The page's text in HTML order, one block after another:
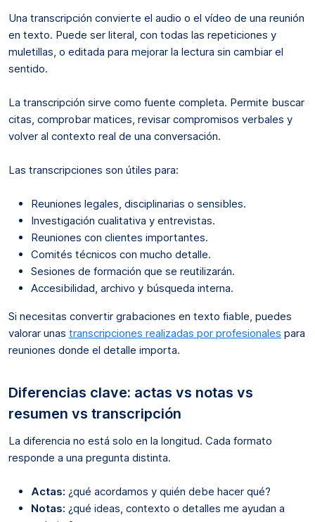
Una transcripción convierte el audio o el vídeo de una reunión
en texto. Puede ser literal, con todas las repeticiones y
muletillas, o editada para mejorar la lectura sin cambiar el
sentido.
La transcripción sirve como fuente completa. Permite buscar
citas, comprobar matices, revisar compromisos verbales y
volver al contexto real de una conversación.
Las transcripciones son útiles para:
Reuniones legales, disciplinarias o sensibles.
Investigación cualitativa y entrevistas.
Reuniones con clientes importantes.
Comités técnicos con mucho detalle.
Sesiones de formación que se reutilizarán.
Accesibilidad, archivo y búsqueda interna.
Si necesitas convertir grabaciones en texto fiable, puedes
valorar unas transcripciones realizadas por profesionales para
reuniones donde el detalle importa.
Diferencias clave: actas vs notas vs
resumen vs transcripción
La diferencia no está solo en la longitud. Cada formato
responde a una pregunta distinta.
Actas: ¿qué acordamos y quién debe hacer qué?
Notas: ¿qué ideas, contexto o detalles me ayudan a